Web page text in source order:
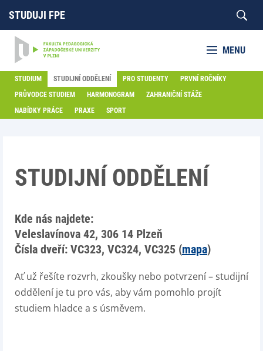
STUDUJI FPE
MENU
STUDIUM STUDIJNÍ ODDĚLENÍ PRO STUDENTY
PRVNÍ ROČNÍKY
PRŮVODCE STUDIEM
HARMONOGRAM
ZAHRANIČNÍ STÁŽE
NABÍDKY PRÁCE
PRAXE SPORT
STUDIJNÍ ODDĚLENÍ
Kde nás najdete:
Veleslavínova 42, 306 14 Plzeň
Čísla dveří: VC323, VC324, VC325 (mapa)
Ať už řešíte rozvrh, zkoušky nebo potvrzení – studijní
oddělení je tu pro vás, aby vám pomohlo projít
studiem hladce a s úsměvem.